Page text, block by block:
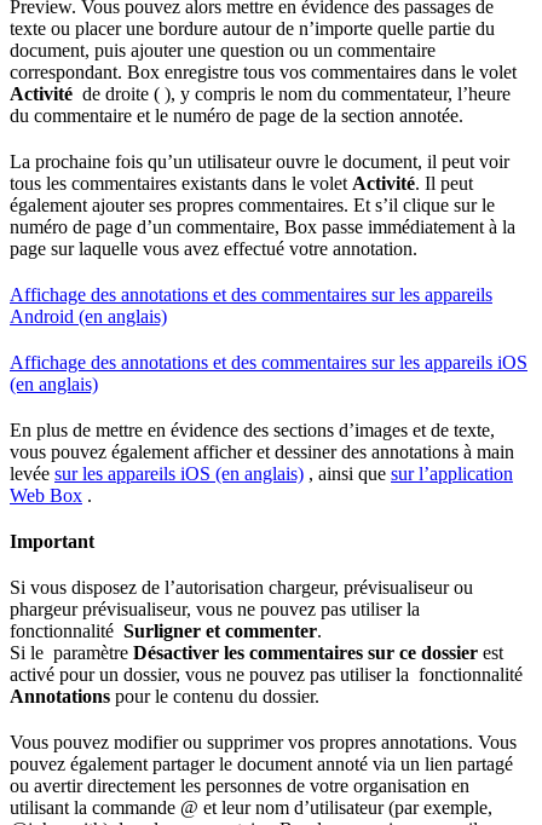
Preview. Vous pouvez alors mettre en évidence des passages de
texte ou placer une bordure autour de n’importe quelle partie du
document, puis ajouter une question ou un commentaire
correspondant. Box enregistre tous vos commentaires dans le volet
Activité de droite ( ), y compris le nom du commentateur, l’heure
du commentaire et le numéro de page de la section annotée.
La prochaine fois qu’un utilisateur ouvre le document, il peut voir
tous les commentaires existants dans le volet Activité. Il peut
également ajouter ses propres commentaires. Et s’il clique sur le
numéro de page d’un commentaire, Box passe immédiatement à la
page sur laquelle vous avez effectué votre annotation.
Affichage des annotations et des commentaires sur les appareils
Android (en anglais)
Affichage des annotations et des commentaires sur les appareils iOS
(en anglais)
En plus de mettre en évidence des sections d’images et de texte,
vous pouvez également afficher et dessiner des annotations à main
levée sur les appareils iOS (en anglais) , ainsi que sur l’application
Web Box .
Important
Si vous disposez de l’autorisation chargeur, prévisualiseur ou
phargeur prévisualiseur, vous ne pouvez pas utiliser la
fonctionnalité Surligner et commenter.
Si le paramètre Désactiver les commentaires sur ce dossier est
activé pour un dossier, vous ne pouvez pas utiliser la fonctionnalité
Annotations pour le contenu du dossier.
Vous pouvez modifier ou supprimer vos propres annotations. Vous
pouvez également partager le document annoté via un lien partagé
ou avertir directement les personnes de votre organisation en
utilisant la commande @ et leur nom d’utilisateur (par exemple,